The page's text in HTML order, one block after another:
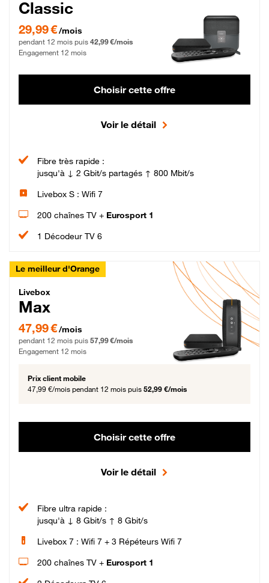
Classic
29,99 € par mois pendant 12 mois puis 42,99 € par mois, Engagement 12 mois
29,99 €/mois
pendant 12 mois puis 42,99 €/mois
Engagement 12 mois
Choisir cette offre
Voir le détail
Fibre très rapide :
jusqu'à ↓ 2 Gbit/s partagés ↑ 800 Mbit/s
Livebox S : Wifi 7
200 chaînes TV + Eurosport 1
1 Décodeur TV 6
Le meilleur d'Orange
Livebox Max Fibre
Livebox
Max
47,99 € par mois pendant 12 mois puis 57,99 € par mois, Engagement 12 mois
47,99 €/mois
pendant 12 mois puis 57,99 €/mois
Engagement 12 mois
Prix client mobile
47,99 €/mois pendant 12 mois puis 52,99 €/mois
Choisir cette offre
Voir le détail
Fibre ultra rapide :
jusqu'à ↓ 8 Gbit/s ↑ 8 Gbit/s
Livebox 7 : Wifi 7 + 3 Répéteurs Wifi 7
200 chaînes TV + Eurosport 1